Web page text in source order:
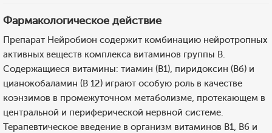
Фармакологическое действие
Препарат Нейробион содержит комбинацию нейротропных
активных веществ комплекса витаминов группы В.
Содержащиеся витамины: тиамин (B1), пиридоксин (Вб) и
цианокобаламин (В 12) играют особую роль в качестве
коэнзимов в промежуточном метаболизме, протекающем в
центральной и периферической нервной системе.
Терапевтическое введение в организм витаминов В1, В6 и